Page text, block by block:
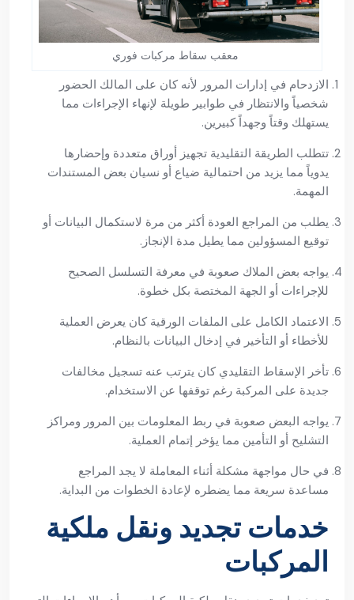
معقب سقاط مركبات فوري
الازدحام في إدارات المرور لأنه كان على المالك الحضور
شخصياً والانتظار في طوابير طويلة لإنهاء الإجراءات مما
يستهلك وقتاً وجهداً كبيرين.
تتطلب الطريقة التقليدية تجهيز أوراق متعددة وإحضارها
يدوياً مما يزيد من احتمالية ضياع أو نسيان بعض المستندات
المهمة.
يطلب من المراجع العودة أكثر من مرة لاستكمال البيانات أو
توقيع المسؤولين مما يطيل مدة الإنجاز.
يواجه بعض الملاك صعوبة في معرفة التسلسل الصحيح
للإجراءات أو الجهة المختصة بكل خطوة.
الاعتماد الكامل على الملفات الورقية كان يعرض العملية
للأخطاء أو التأخير في إدخال البيانات بالنظام.
تأخر الإسقاط التقليدي كان يترتب عنه تسجيل مخالفات
جديدة على المركبة رغم توقفها عن الاستخدام.
يواجه البعض صعوبة في ربط المعلومات بين المرور ومراكز
التشليح أو التأمين مما يؤخر إتمام العملية.
في حال مواجهة مشكلة أثناء المعاملة لا يجد المراجع
مساعدة سريعة مما يضطره لإعادة الخطوات من البداية.
خدمات تجديد ونقل ملكية
المركبات